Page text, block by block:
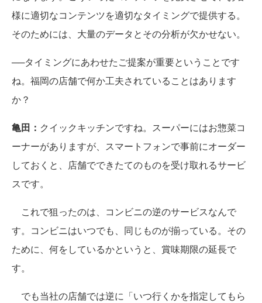
様に適切なコンテンツを適切なタイミングで提供する。
そのためには、大量のデータとその分析が欠かせない。
──タイミングにあわせたご提案が重要ということです
ね。福岡の店舗で何か工夫されていることはあります
か？
亀田： クイックキッチンですね。スーパーにはお惣菜コ
ーナーがありますが、スマートフォンで事前にオーダー
しておくと、店舗でできたてのものを受け取れるサービ
スです。
これで狙ったのは、コンビニの逆のサービスなんで
す。コンビニはいつでも、同じものが揃っている。その
ために、何をしているかというと、賞味期限の延長で
す。
でも当社の店舗では逆に「いつ行くかを指定してもら